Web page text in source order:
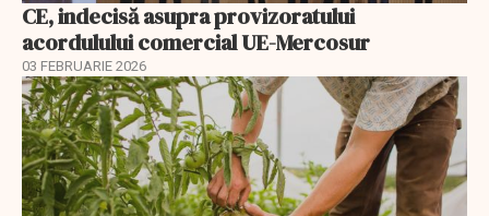
CE, indecisă asupra provizoratului
acordulului comercial UE-Mercosur
03 FEBRUARIE 2026